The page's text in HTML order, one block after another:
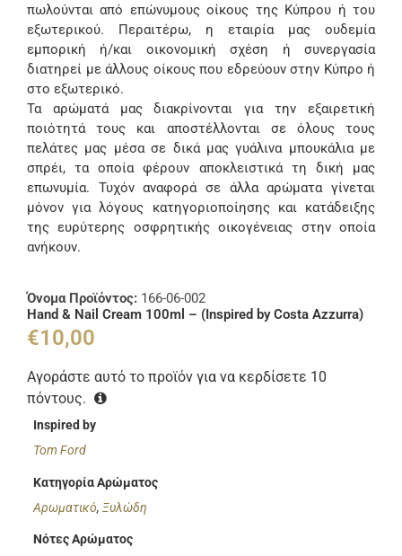
πωλούνται από επώνυμους οίκους της Κύπρου ή του
εξωτερικού. Περαιτέρω, η εταιρία μας ουδεμία
εμπορική ή/και οικονομική σχέση ή συνεργασία
διατηρεί με άλλους οίκους που εδρεύουν στην Κύπρο ή
στο εξωτερικό.
Τα αρώματά μας διακρίνονται για την εξαιρετική
ποιότητά τους και αποστέλλονται σε όλους τους
πελάτες μας μέσα σε δικά μας γυάλινα μπουκάλια με
σπρέι, τα οποία φέρουν αποκλειστικά τη δική μας
επωνυμία. Τυχόν αναφορά σε άλλα αρώματα γίνεται
μόνον για λόγους κατηγοριοποίησης και κατάδειξης
της ευρύτερης οσφρητικής οικογένειας στην οποία
ανήκουν.
Όνομα Προϊόντος: 166-06-002
Hand & Nail Cream 100ml – (Inspired by Costa Azzurra)
€10,00
Αγοράστε αυτό το προϊόν για να κερδίσετε 10
πόντους.
Inspired by
Tom Ford
Κατηγορία Αρώματος
Αρωματικό,Ξυλώδη
Νότες Αρώματος